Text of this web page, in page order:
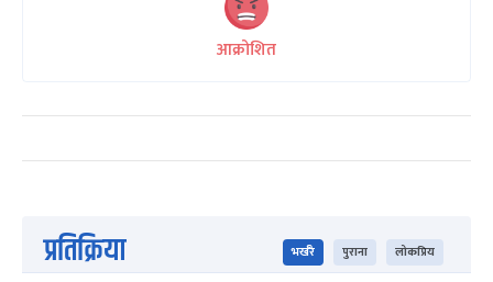
आक्रोशित
प्रतिक्रिया भर्खरै पुराना लोकप्रिय